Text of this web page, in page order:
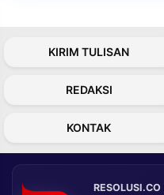
KIRIM TULISAN
REDAKSI
KONTAK
RESOLUSI.CO